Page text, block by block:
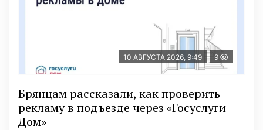
10 АВГУСТА 2026, 9:49 9
Брянцам рассказали, как проверить
рекламу в подъезде через «Госуслуги
Дом»